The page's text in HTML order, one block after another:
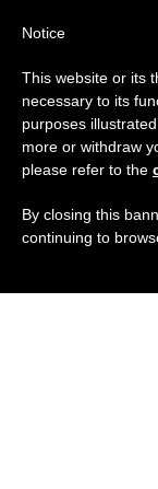
Notice
This website or its
necessary to its
purposes
more or withdraw
please refer to the
By closing this
continuing to